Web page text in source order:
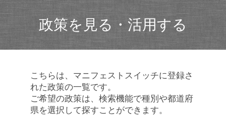
政策を見る・活用する
こちらは、マニフェストスイッチに登録さ
れた政策の一覧です。
ご希望の政策は、検索機能で種別や都道府
県を選択して探すことができます。